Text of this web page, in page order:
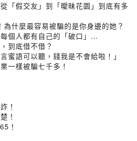
「假交友」到「曖昧花園」到底有多
什麼最容易被騙的是你身邊的她？
個人都有自己的「破口」…
到底借不借？
蜜語可以聽，錢我是不會給啦！」
一樣被騙七千多！
！
！
！